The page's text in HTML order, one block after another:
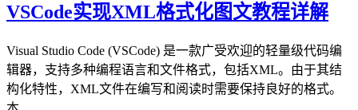
VSCode实现XML格式化图文教程详解
​Visual Studio Code (VSCode) 是一款广受欢迎的轻量级代码编
辑器，支持多种编程语言和文件格式，包括XML。由于其结
构化特性，XML文件在编写和阅读时需要保持良好的格式。